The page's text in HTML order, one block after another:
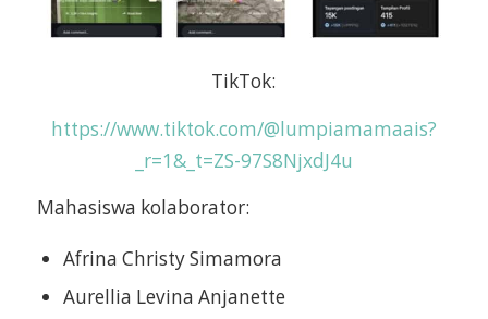
TikTok:
https://www.tiktok.com/@lumpiamamaais?
_r=1&_t=ZS-97S8NjxdJ4u
Mahasiswa kolaborator:
Afrina Christy Simamora
Aurellia Levina Anjanette